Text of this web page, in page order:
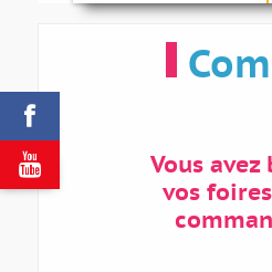


Vous
vos